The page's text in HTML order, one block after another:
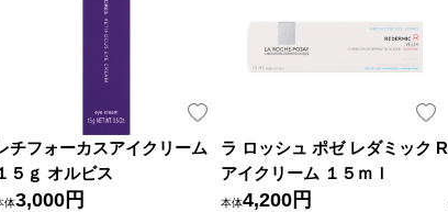
チフォーカスアイクリーム
５ｇ オルビス
体3,000円
ラ ロッシュ ポゼ レダミック R
アイクリーム １５ｍｌ
本体4,200円